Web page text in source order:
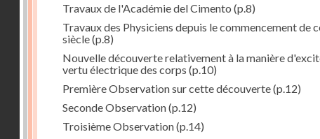
Travaux de l'Académie del Cimento (p.8)
Travaux des Physiciens depuis le commencement de
siècle(p.8)
Nouvelle découverte relativement à la manière
vertu électrique des corps (p.10)
Première Observation sur cette découverte(p.12)
Seconde Observation(p.12)
Troisième Observation(p.14)